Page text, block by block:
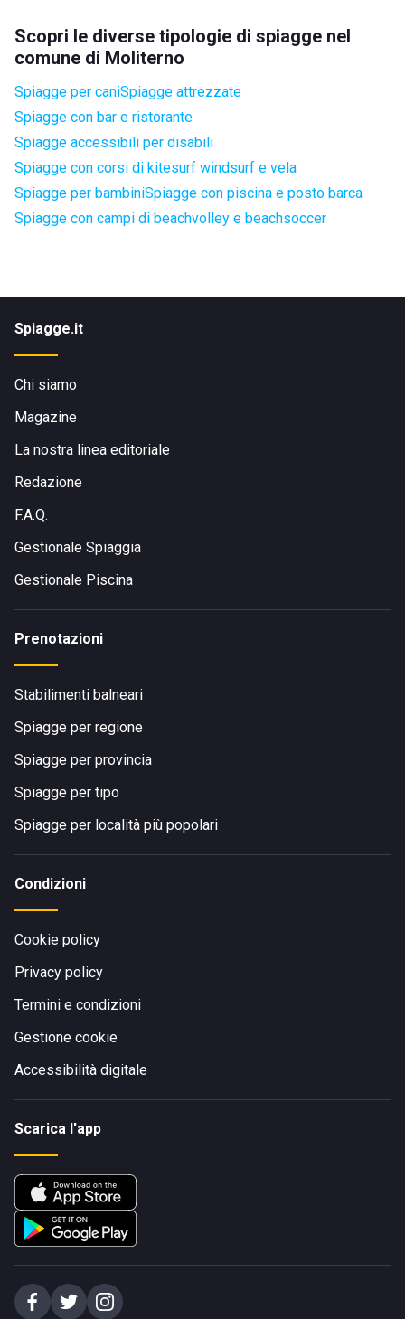
Scopri le diverse tipologie di spiagge nel
comune di Moliterno
Spiagge per caniSpiagge attrezzate
Spiagge con bar e ristorante
Spiagge accessibili per disabili
Spiagge con corsi di kitesurf windsurf e vela
Spiagge per bambiniSpiagge con piscina e posto barca
Spiagge con campi di beachvolley e beachsoccer
Spiagge.it
Chi siamo
Magazine
La nostra linea editoriale
Redazione
F.A.Q.
Gestionale Spiaggia
Gestionale Piscina
Prenotazioni
Stabilimenti balneari
Spiagge per regione
Spiagge per provincia
Spiagge per tipo
Spiagge per località più popolari
Condizioni
Cookie policy
Privacy policy
Termini e condizioni
Gestione cookie
Accessibilità digitale
Scarica l'app